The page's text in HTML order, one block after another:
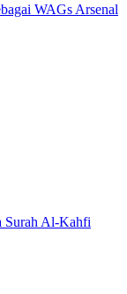
WAGs Arsenal
Surah Al-Kahfi